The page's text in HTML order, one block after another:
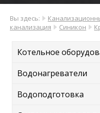
Вы здесь:
канализация
Синикон
Котельное
Водонагреватели
Водоподготовка